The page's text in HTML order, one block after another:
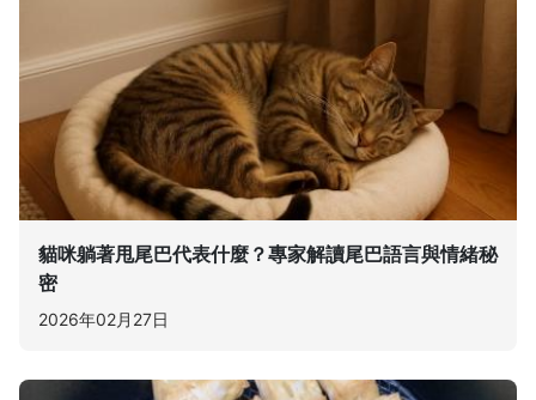
貓咪躺著甩尾巴代表什麼？專家解讀尾巴語言與情緒秘
密
2026年02月27日